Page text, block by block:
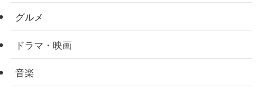
グルメ
ドラマ・映画
音楽